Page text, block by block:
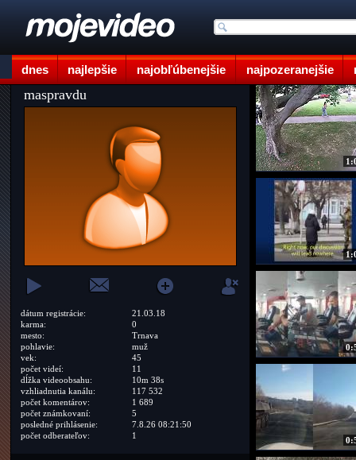
dnes najlepšie najobľúbenejšie najpozeranejšie
maspravdu
dátum registrácie:
21.03.18
karma:
0
mesto:
Trnava
pohlavie:
muž
vek:
45
počet videí:
11
dĺžka videoobsahu:
10m 38s
vzhliadnutia kanálu:
117 532
počet komentárov:
1 689
počet známkovaní:
5
posledné prihlásenie:
7.8.26 08:21:50
počet odberateľov:
1